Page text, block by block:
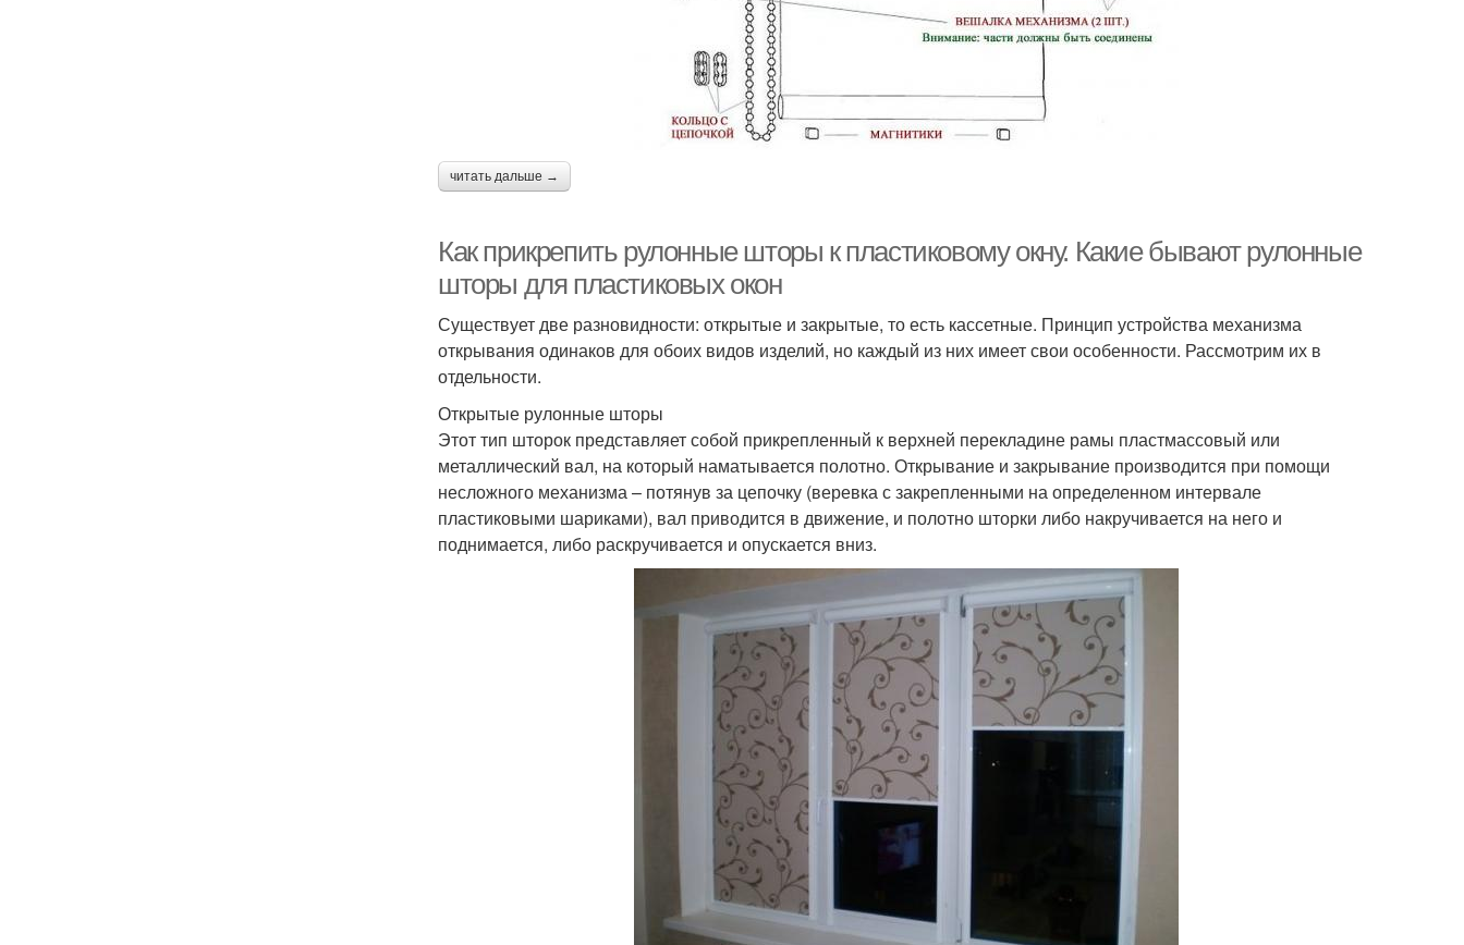
читать дальше →
Как прикрепить рулонные шторы к пластиковому окну. Какие бывают рулонные
шторы для пластиковых окон
Существует две разновидности: открытые и закрытые, то есть кассетные. Принцип устройства механизма
открывания одинаков для обоих видов изделий, но каждый из них имеет свои особенности. Рассмотрим их в
отдельности.
Открытые рулонные шторы
Этот тип шторок представляет собой прикрепленный к верхней перекладине рамы пластмассовый или
металлический вал, на который наматывается полотно. Открывание и закрывание производится при помощи
несложного механизма – потянув за цепочку (веревка с закрепленными на определенном интервале
пластиковыми шариками), вал приводится в движение, и полотно шторки либо накручивается на него и
поднимается, либо раскручивается и опускается вниз.